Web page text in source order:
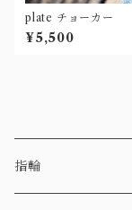
plate チョーカー
¥5,500
指輪